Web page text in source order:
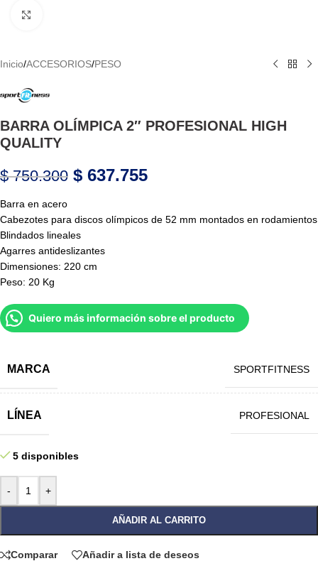
Inicio/ACCESORIOS/PESO
BARRA OLÍMPICA 2″ PROFESIONAL HIGH
QUALITY
$750.300 $ 637.755
Barra en acero
Cabezotes para discos olímpicos de 52 mm montados en rodamientos
Blindados lineales
Agarres antideslizantes
Dimensiones: 220 cm
Peso: 20 Kg
Quiero más información sobre el producto
MARCA SPORTFITNESS
LÍNEA PROFESIONAL
5 disponibles
- +
AÑADIR AL CARRITO
Comparar Añadir a lista de deseos